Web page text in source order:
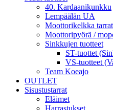
40. Kardaanikunkku
Lempäälän UA
Moottorikelkka tarrat
Moottoripyörä /
Sinkkujen tuotteet
ST-tuottet
VS-tuotteet
Team Koeajo
OUTLET
Sisustustarrat
Eläimet